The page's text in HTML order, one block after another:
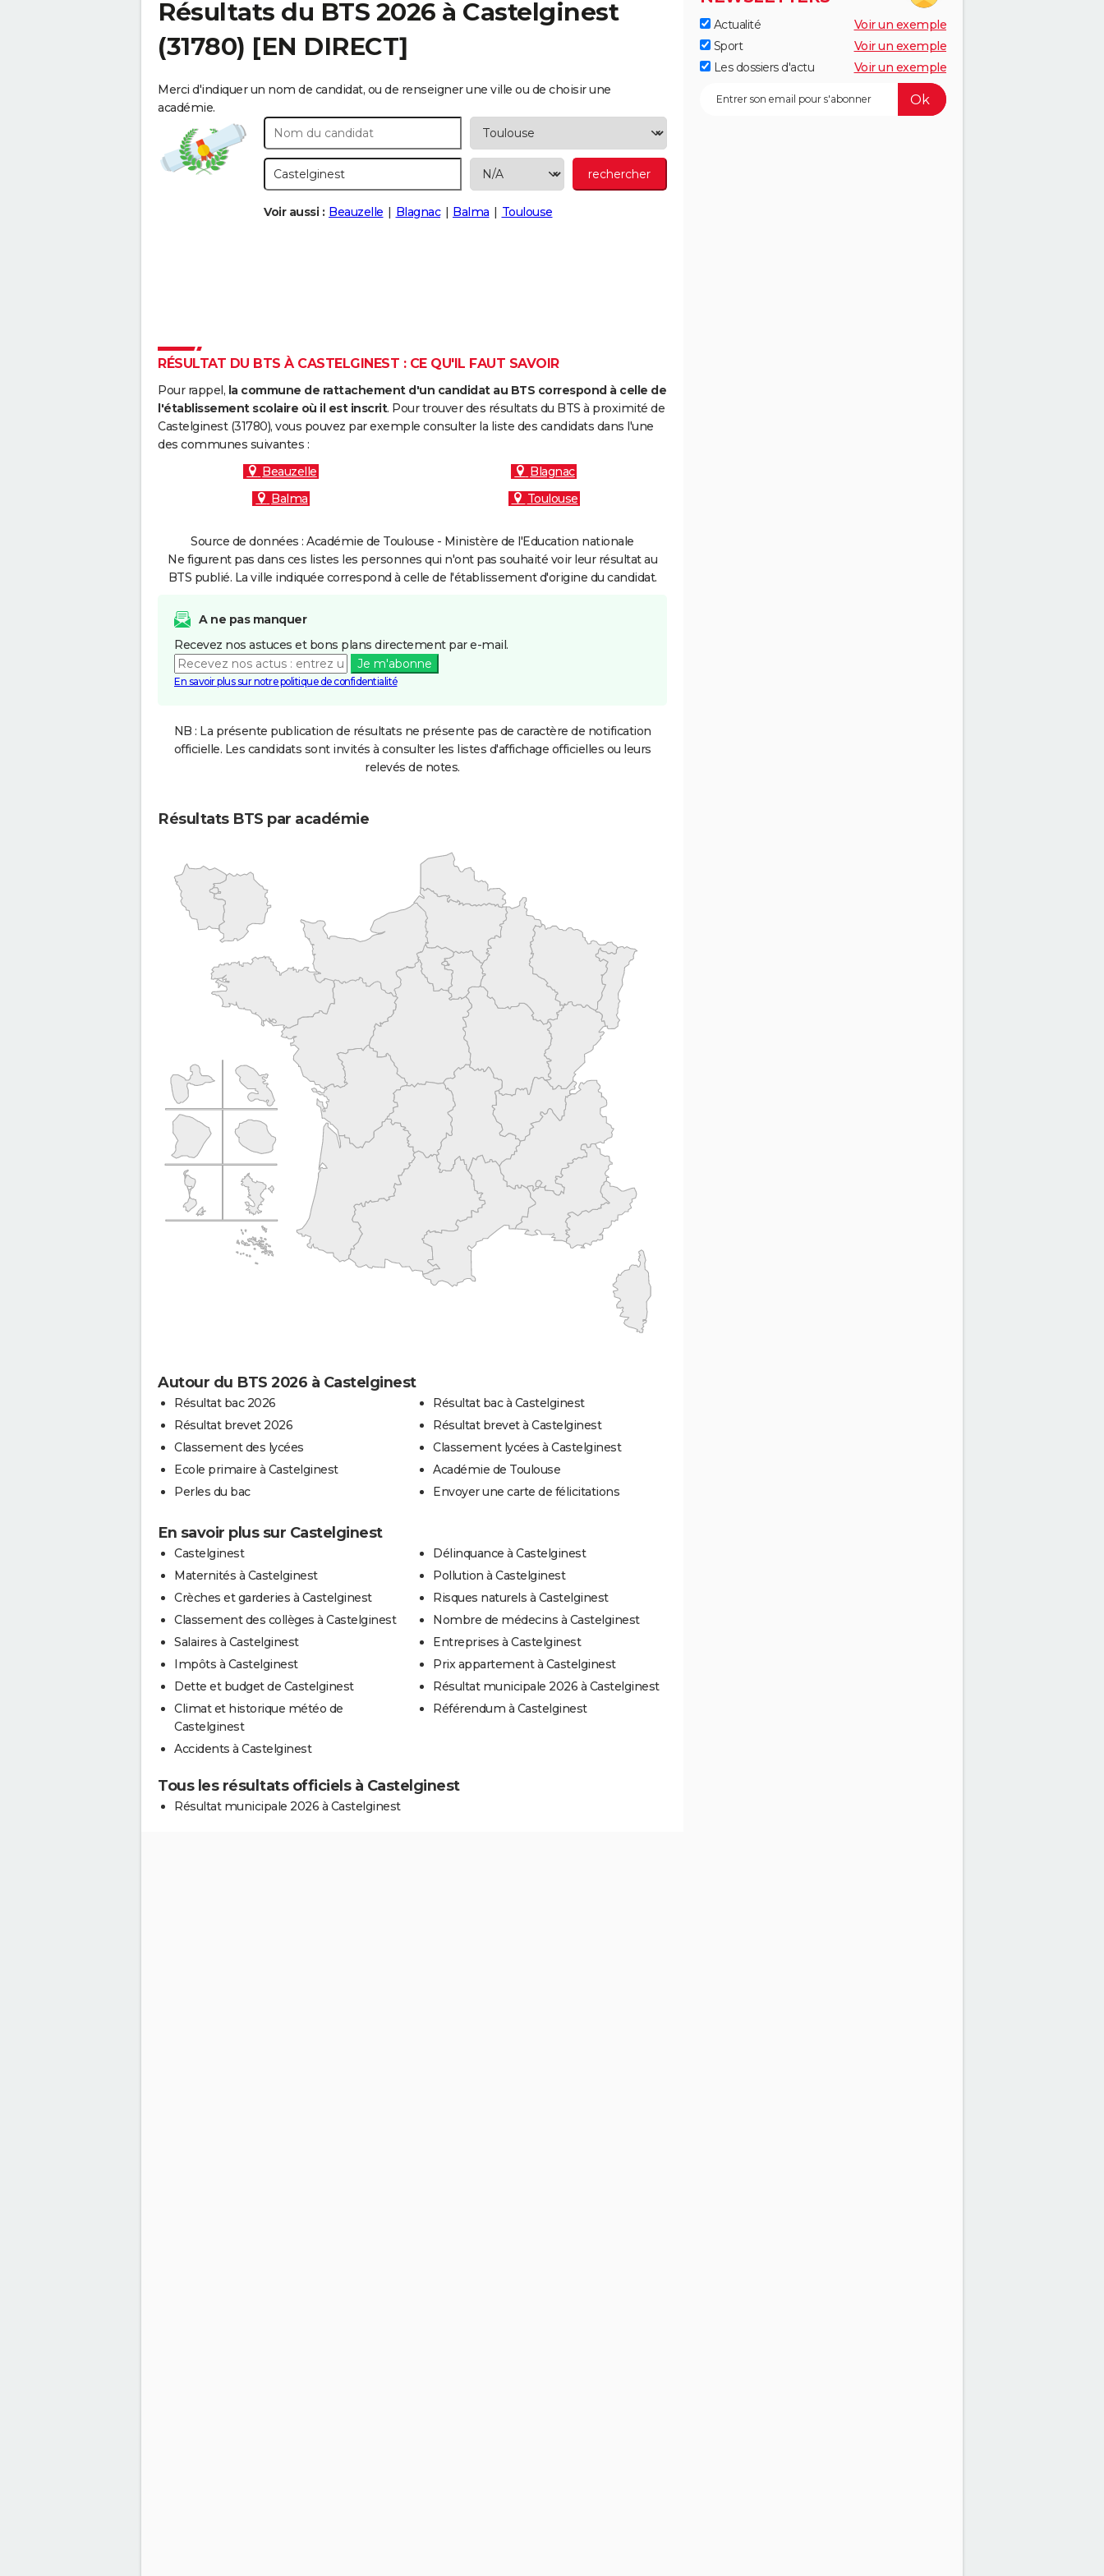
Résultats du BTS 2026 à Castelginest
(31780) [EN DIRECT]
Merci d'indiquer un nom de candidat, ou de renseigner une ville ou de choisir une
académie.
Voir aussi : Beauzelle Blagnac Balma Toulouse
RÉSULTAT DU BTS À CASTELGINEST : CE QU'IL FAUT SAVOIR
Pour rappel, la commune de rattachement d'un candidat au BTS correspond à celle de
l'établissement scolaire où il est inscrit. Pour trouver des résultats du BTS à proximité de
Castelginest (31780), vous pouvez par exemple consulter la liste des candidats dans l'une
des communes suivantes :
Beauzelle
Blagnac
Balma
Toulouse
Source de données : Académie de Toulouse - Ministère de l'Education nationale
Ne figurent pas dans ces listes les personnes qui n'ont pas souhaité voir leur résultat au
BTS publié. La ville indiquée correspond à celle de l'établissement d'origine du candidat.
A ne pas manquer
Recevez nos astuces et bons plans directement par e-mail.
Je m'abonne
En savoir plus sur notre politique de confidentialité
NB : La présente publication de résultats ne présente pas de caractère de notification
officielle. Les candidats sont invités à consulter les listes d'affichage officielles ou leurs
relevés de notes.
Résultats BTS par académie
Autour du BTS 2026 à Castelginest
Résultat bac 2026
Résultat brevet 2026
Classement des lycées
Ecole primaire à Castelginest
Perles du bac
Résultat bac à Castelginest
Résultat brevet à Castelginest
Classement lycées à Castelginest
Académie de Toulouse
Envoyer une carte de félicitations
En savoir plus sur Castelginest
Castelginest
Maternités à Castelginest
Crèches et garderies à Castelginest
Classement des collèges à Castelginest
Salaires à Castelginest
Impôts à Castelginest
Dette et budget de Castelginest
Climat et historique météo de
Castelginest
Accidents à Castelginest
Délinquance à Castelginest
Pollution à Castelginest
Risques naturels à Castelginest
Nombre de médecins à Castelginest
Entreprises à Castelginest
Prix appartement à Castelginest
Résultat municipale 2026 à Castelginest
Référendum à Castelginest
Tous les résultats officiels à Castelginest
Résultat municipale 2026 à Castelginest
Actualité
Voir un exemple
Sport
Voir un exemple
Les dossiers d'actu
Voir un exemple